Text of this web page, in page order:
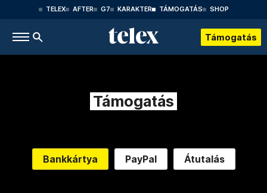
TELEX AFTER G7 KARAKTER TÁMOGATÁS SHOP
Támogatás
Támogatás
Bankkártya PayPal Átutalás